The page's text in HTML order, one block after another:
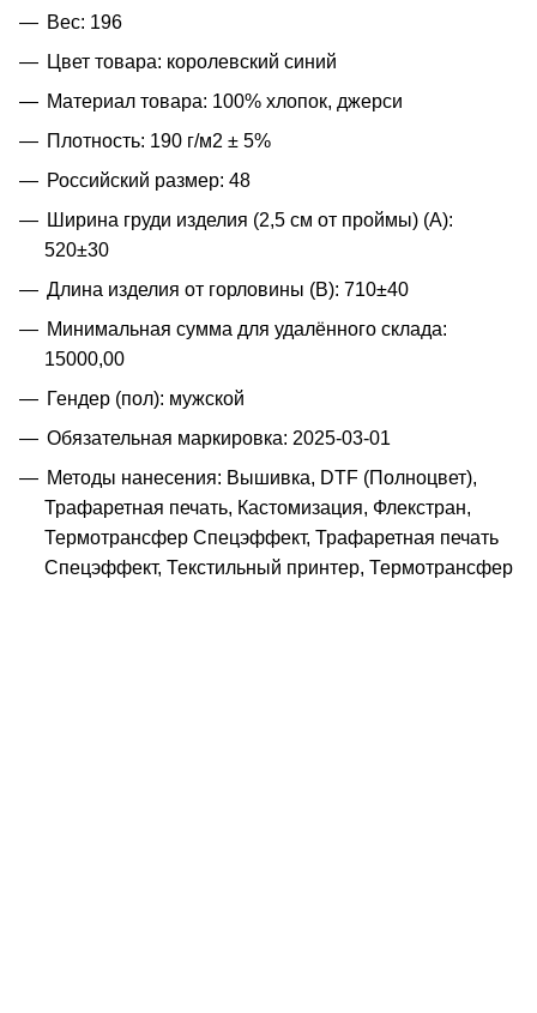
Вес: 196
Цвет товара: королевский синий
Материал товара: 100% хлопок, джерси
Плотность: 190 г/м2 ± 5%
Российский размер: 48
Ширина груди изделия (2,5 см от проймы) (A):
520±30
Длина изделия от горловины (B): 710±40
Минимальная сумма для удалённого склада:
15000,00
Гендер (пол): мужской
Обязательная маркировка: 2025-03-01
Методы нанесения: Вышивка, DTF (Полноцвет),
Трафаретная печать, Кастомизация, Флекстран,
Термотрансфер Спецэффект, Трафаретная печать
Спецэффект, Текстильный принтер, Термотрансфер